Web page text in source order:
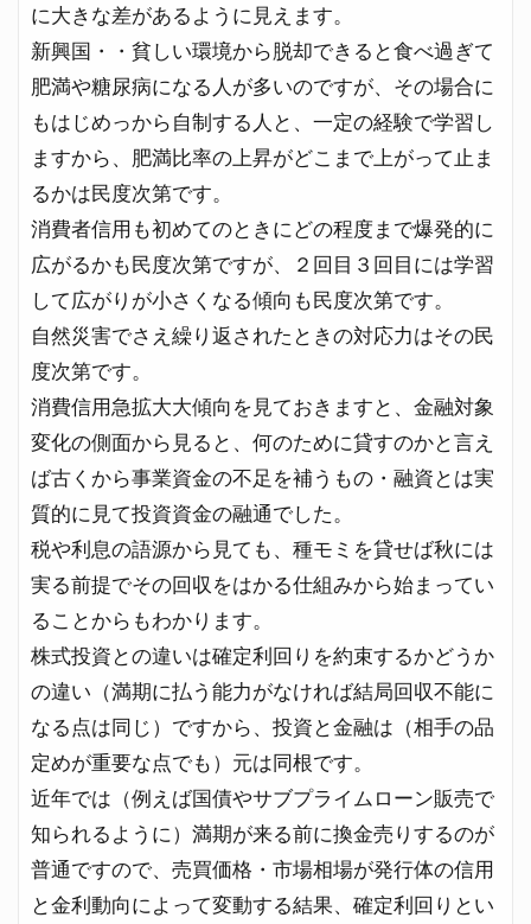
に大きな差があるように見えます。
新興国・・貧しい環境から脱却できると食べ過ぎて
肥満や糖尿病になる人が多いのですが、その場合に
もはじめっから自制する人と、一定の経験で学習し
ますから、肥満比率の上昇がどこまで上がって止ま
るかは民度次第です。
消費者信用も初めてのときにどの程度まで爆発的に
広がるかも民度次第ですが、２回目３回目には学習
して広がりが小さくなる傾向も民度次第です。
自然災害でさえ繰り返されたときの対応力はその民
度次第です。
消費信用急拡大大傾向を見ておきますと、金融対象
変化の側面から見ると、何のために貸すのかと言え
ば古くから事業資金の不足を補うもの・融資とは実
質的に見て投資資金の融通でした。
税や利息の語源から見ても、種モミを貸せば秋には
実る前提でその回収をはかる仕組みから始まってい
ることからもわかります。
株式投資との違いは確定利回りを約束するかどうか
の違い（満期に払う能力がなければ結局回収不能に
なる点は同じ）ですから、投資と金融は（相手の品
定めが重要な点でも）元は同根です。
近年では（例えば国債やサブプライムローン販売で
知られるように）満期が来る前に換金売りするのが
普通ですので、売買価格・市場相場が発行体の信用
と金利動向によって変動する結果、確定利回りとい